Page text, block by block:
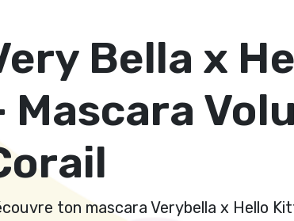
Bella x
Mascara
ton mascara Verybella x Hello